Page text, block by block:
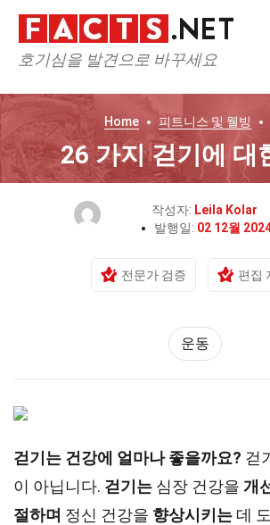
호기심을 발견으로 바꾸세요
Home 피트니스 및 웰빙
26 가지 걷기에 대
작성자: Leila Kolar
발행일: 02 12월
전문가 검증 편집
운동
걷기는 건강에 얼마나 좋을까요? 걷
이 아닙니다. 걷기는 심장 건강을 개
절하며 정신 건강을 향상시키는 데